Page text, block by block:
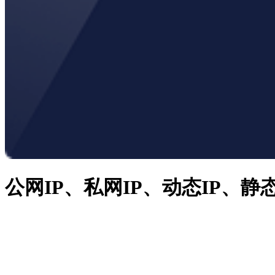
公网IP、私网IP、动态IP、静